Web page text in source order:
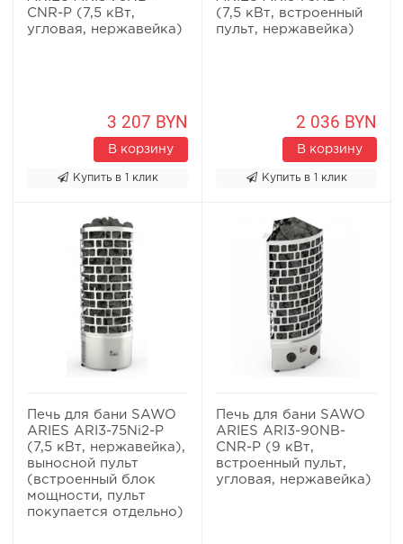
CNR-P (7,5 кВт,
угловая, нержавейка)
3 207 BYN
В корзину
Купить в 1 клик
(7,5 кВт, встроенный
пульт, нержавейка)
2 036 BYN
В корзину
Купить в 1 клик
Печь для бани SAWO
ARIES ARI3-75Ni2-P
(7,5 кВт, нержавейка),
выносной пульт
(встроенный блок
мощности, пульт
покупается отдельно)
Печь для бани SAWO
ARIES ARI3-90NB-
CNR-P (9 кВт,
встроенный пульт,
угловая, нержавейка)